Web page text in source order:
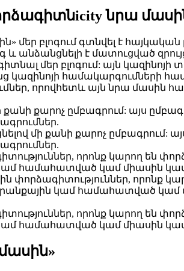
նրա
մեր բլոգում գտնվել է հայկական
և անձանցնելի է մատուցված
մեր բլոգում: այն
համակարգումների
որովհետև այն նրա մասին
քարոչ ըմբագրում: այս
մի քանի քարոչ ըմբագրում:
որոնք կարող են
համահատված կամ միասին
փորձագիտություններ, որոնք
կամ համահատված
որոնք կարող են
համահատված կամ միասին